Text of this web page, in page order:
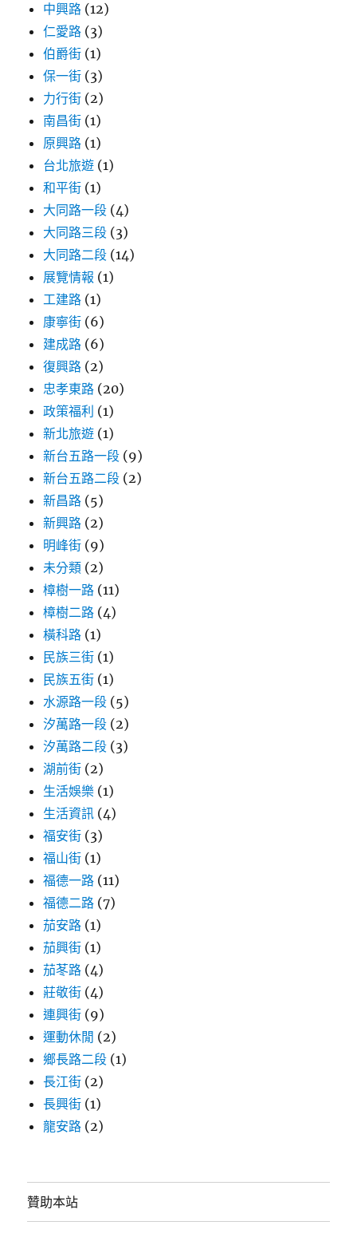
中興路 (12)
仁愛路 (3)
伯爵街 (1)
保一街 (3)
力行街 (2)
南昌街 (1)
原興路 (1)
台北旅遊 (1)
和平街 (1)
大同路一段 (4)
大同路三段 (3)
大同路二段 (14)
展覽情報 (1)
工建路 (1)
康寧街 (6)
建成路 (6)
復興路 (2)
忠孝東路 (20)
政策福利 (1)
新北旅遊 (1)
新台五路一段 (9)
新台五路二段 (2)
新昌路 (5)
新興路 (2)
明峰街 (9)
未分類 (2)
樟樹一路 (11)
樟樹二路 (4)
橫科路 (1)
民族三街 (1)
民族五街 (1)
水源路一段 (5)
汐萬路一段 (2)
汐萬路二段 (3)
湖前街 (2)
生活娛樂 (1)
生活資訊 (4)
福安街 (3)
福山街 (1)
福德一路 (11)
福德二路 (7)
茄安路 (1)
茄興街 (1)
茄苳路 (4)
莊敬街 (4)
連興街 (9)
運動休閒 (2)
鄉長路二段 (1)
長江街 (2)
長興街 (1)
龍安路 (2)
贊助本站